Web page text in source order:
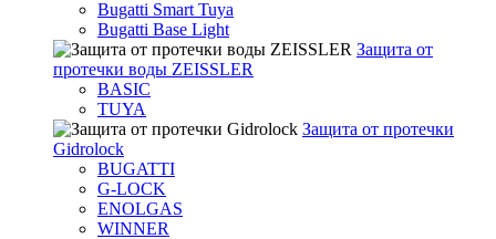
Bugatti Smart Tuya
Bugatti Base Light
Защита от
протечки воды ZEISSLER
BASIC
TUYA
Защита от протечки
Gidrolock
BUGATTI
G-LOCK
ENOLGAS
WINNER